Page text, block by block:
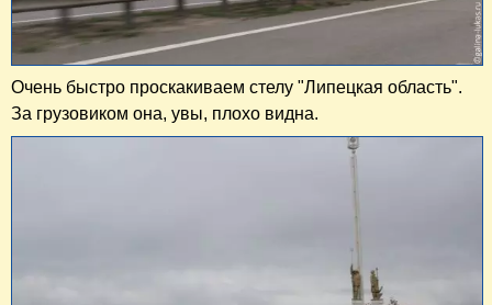
Очень быстро проскакиваем стелу "Липецкая область".
За грузовиком она, увы, плохо видна.